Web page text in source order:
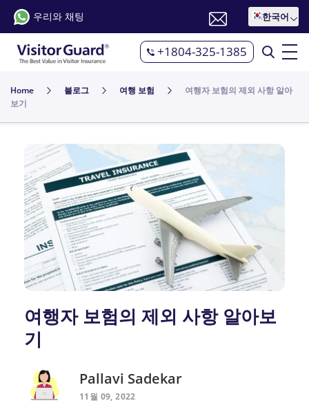
우리와 채팅 한국어
+1804-325-1385
Home 블로그 여행 보험
여행자 보험의 제외 사항 알아
보기
여행자 보험의 제외 사항 알아보
기
Pallavi Sadekar
11월 09, 2022